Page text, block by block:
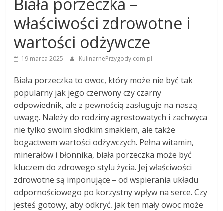
Biała porzeczka –
właściwości zdrowotne i
wartości odżywcze
19 marca 2025 KulinarnePrzygody.com.pl
Biała porzeczka to owoc, który może nie być tak
popularny jak jego czerwony czy czarny
odpowiednik, ale z pewnością zasługuje na naszą
uwagę. Należy do rodziny agrestowatych i zachwyca
nie tylko swoim słodkim smakiem, ale także
bogactwem wartości odżywczych. Pełna witamin,
minerałów i błonnika, biała porzeczka może być
kluczem do zdrowego stylu życia. Jej właściwości
zdrowotne są imponujące – od wspierania układu
odpornościowego po korzystny wpływ na serce. Czy
jesteś gotowy, aby odkryć, jak ten mały owoc może